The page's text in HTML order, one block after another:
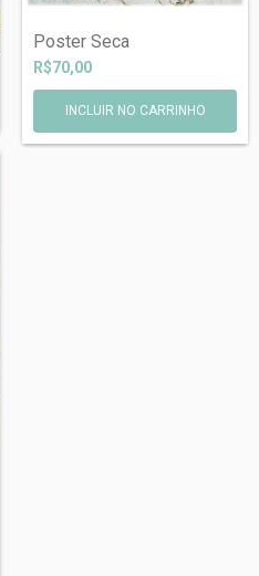
Poster Seca
R$70,00